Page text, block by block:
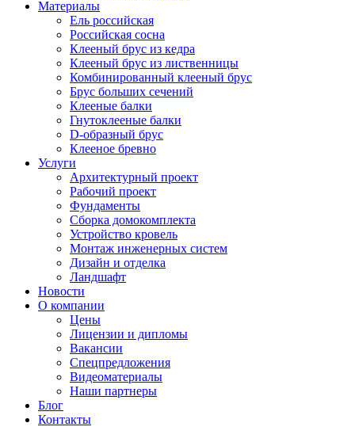
Материалы
Ель российская
Российская сосна
Клееный брус из кедра
Клееный брус из лиственницы
Комбинированный клееный брус
Брус больших сечений
Клееные балки
Гнутоклееные балки
D-образный брус
Клееное бревно
Услуги
Архитектурный проект
Рабочий проект
Фундаменты
Сборка домокомплекта
Устройство кровель
Монтаж инженерных систем
Дизайн и отделка
Ландшафт
Новости
О компании
Цены
Лицензии и дипломы
Вакансии
Cпецпредложения
Видеоматериалы
Наши партнеры
Блог
Контакты